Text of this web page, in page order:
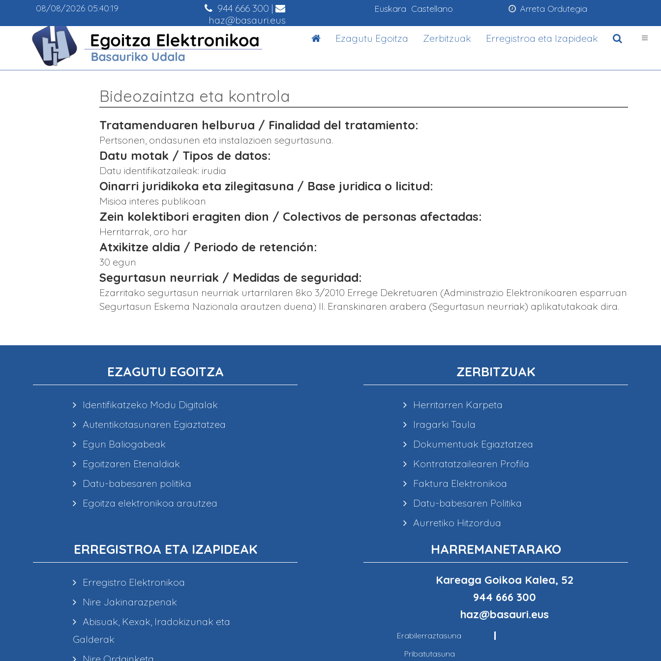
08/08/2026 05:40:19 944 666 300 |
haz@basauri.eus
Euskara Castellano Arreta Ordutegia
Ezagutu Egoitza Zerbitzuak Erregistroa eta Izapideak
Bideozaintza eta kontrola
Tratamenduaren helburua / Finalidad del tratamiento:
Pertsonen, ondasunen eta instalazioen segurtasuna.
Datu motak / Tipos de datos:
Datu identifikatzaileak: irudia
Oinarri juridikoka eta zilegitasuna / Base juridica o licitud:
Misioa interes publikoan
Zein kolektibori eragiten dion / Colectivos de personas afectadas:
Herritarrak, oro har
Atxikitze aldia / Periodo de retención:
30 egun
Segurtasun neurriak / Medidas de seguridad:
Ezarritako segurtasun neurriak urtarrilaren 8ko 3/2010 Errege Dekretuaren (Administrazio Elektronikoaren esparruan
Segurtasun Eskema Nazionala arautzen duena) II. Eranskinaren arabera (Segurtasun neurriak) aplikatutakoak dira.
EZAGUTU EGOITZA
Identifikatzeko Modu Digitalak
Autentikotasunaren Egiaztatzea
Egun Baliogabeak
Egoitzaren Etenaldiak
Datu-babesaren politika
Egoitza elektronikoa arautzea
ZERBITZUAK
Herritarren Karpeta
Iragarki Taula
Dokumentuak Egiaztatzea
Kontratatzailearen Profila
Faktura Elektronikoa
Datu-babesaren Politika
Aurretiko Hitzordua
ERREGISTROA ETA IZAPIDEAK
Erregistro Elektronikoa
Nire Jakinarazpenak
Abisuak, Kexak, Iradokizunak eta
Galderak
HARREMANETARAKO
Kareaga Goikoa Kalea, 52
944 666 300
haz@basauri.eus
Erabilerraztasuna
Pribatutasuna